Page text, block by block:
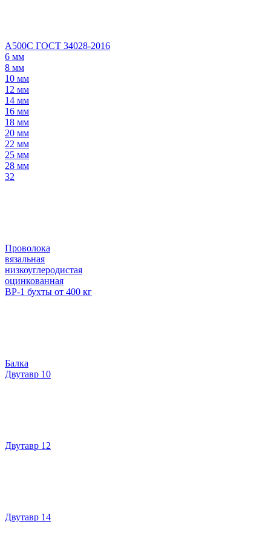
А500С ГОСТ 34028-2016
6 мм
8 мм
10 мм
12 мм
14 мм
16 мм
18 мм
20 мм
22 мм
25 мм
28 мм
32
Проволока
вязальная
низкоуглеродистая
оцинкованная
ВР-1 бухты от 400 кг
Балка
Двутавр 10
Двутавр 12
Двутавр 14